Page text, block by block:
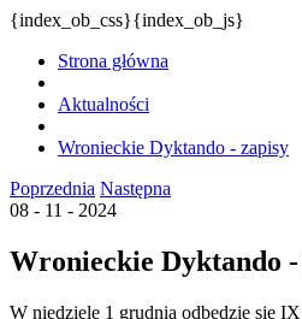
{index_ob_css}{index_ob_js}
Strona główna
Aktualności
Wronieckie Dyktando - zapisy
Poprzednia Następna
08 - 11 - 2024
Wronieckie Dyktando -
W niedzielę 1 grudnia odbędzie się